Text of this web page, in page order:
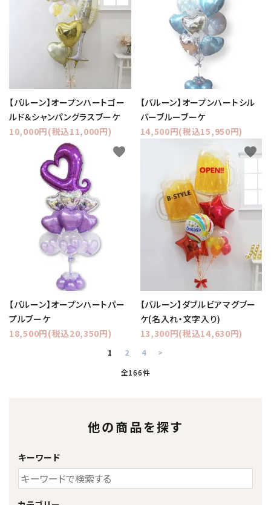
【バルーン】オープンハートゴー
ルド＆シャンパングラスブーケ
10,000円(税込11,000円)
【バルーン】オープンハートシル
バーブルーブーケ
14,500円(税込15,950円)
【バルーン】オープンハートパー
プルブーケ
18,500円(税込20,350円)
favorite
【バルーン】ダブルビアマグブー
ケ(名入れ・文字入り)
13,300円(税込14,630円)
favorite
1 2 4
>
全166件
他の商品を探す
キーワード